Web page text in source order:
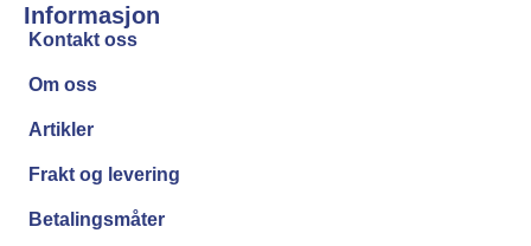
Informasjon
Kontakt oss
Om oss
Artikler
Frakt og levering
Betalingsmåter